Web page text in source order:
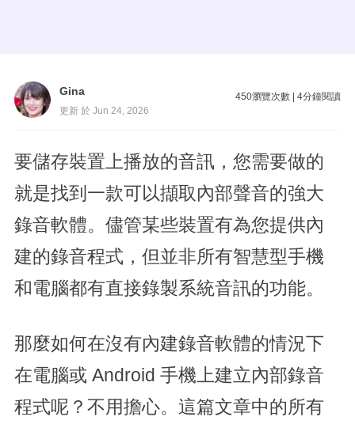
Gina
更新 於 Jun 24, 2026
450瀏覽次數 |4分鐘閱讀
要儲存裝置上播放的音訊，您需要做的
就是找到一款可以擷取內部聲音的強大
錄音軟體。儘管某些裝置有為您提供內
建的錄音程式，但並非所有智慧型手機
和電腦都有直接錄製系統音訊的功能。
那麼如何在沒有內建錄音軟體的情況下
在電腦或 Android 手機上建立內部錄音
程式呢？不用擔心。這篇文章中的所有